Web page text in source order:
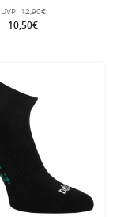
UVP: 12,90€
10,50€